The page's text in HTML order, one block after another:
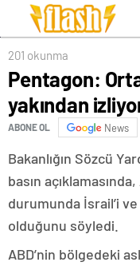
201 okunma
Pentagon:
yakından
ABONE OL News
Bakanlığın Sözcü
basın
durumunda İsrail’i
olduğunu söyledi.
ABD’nin bölgedeki